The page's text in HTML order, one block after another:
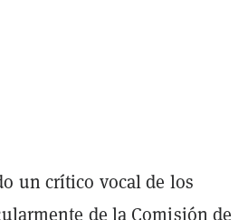
un crítico vocal de los
de la Comisión de